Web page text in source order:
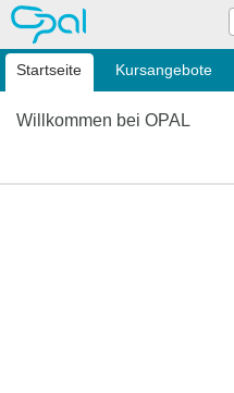
OPAL
Startseite Kursangebote
Willkommen bei OPAL